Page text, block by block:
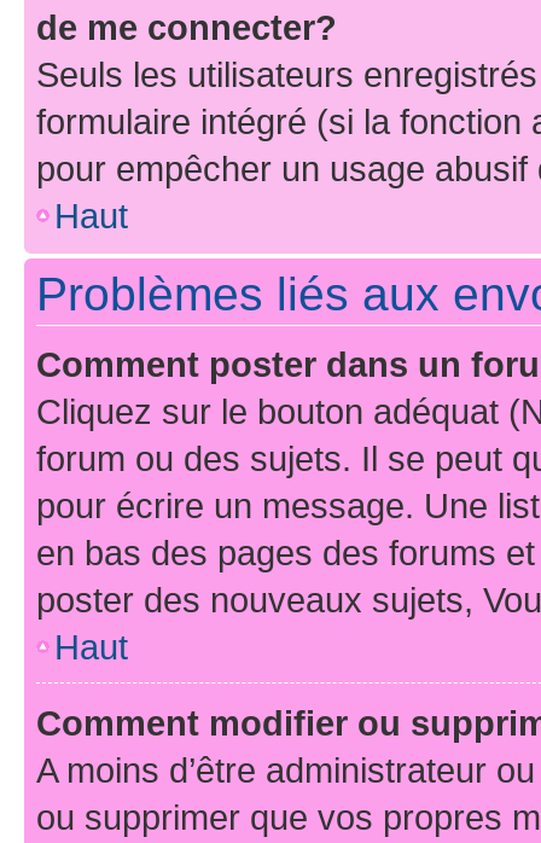
de me connecter?
Seuls les utilisateurs
formulaire intégré (si la fonction
pour empêcher un usage
Haut
Problèmes liés aux
Comment poster dans un
Cliquez sur le bouton adéquat
forum ou des sujets. Il se peut
pour écrire un message. Une
en bas des pages des forums
poster des nouveaux sujets,
Haut
Comment modifier ou
A moins d’être administrateur
ou supprimer que vos propres